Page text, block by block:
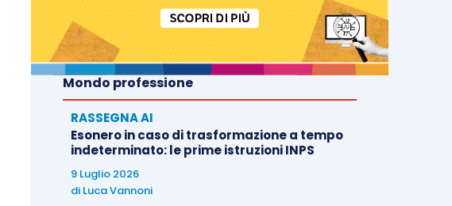
Mondo professione
RASSEGNA AI
Esonero in caso di trasformazione a tempo
indeterminato: le prime istruzioni INPS
9 Luglio 2026
di Luca Vannoni